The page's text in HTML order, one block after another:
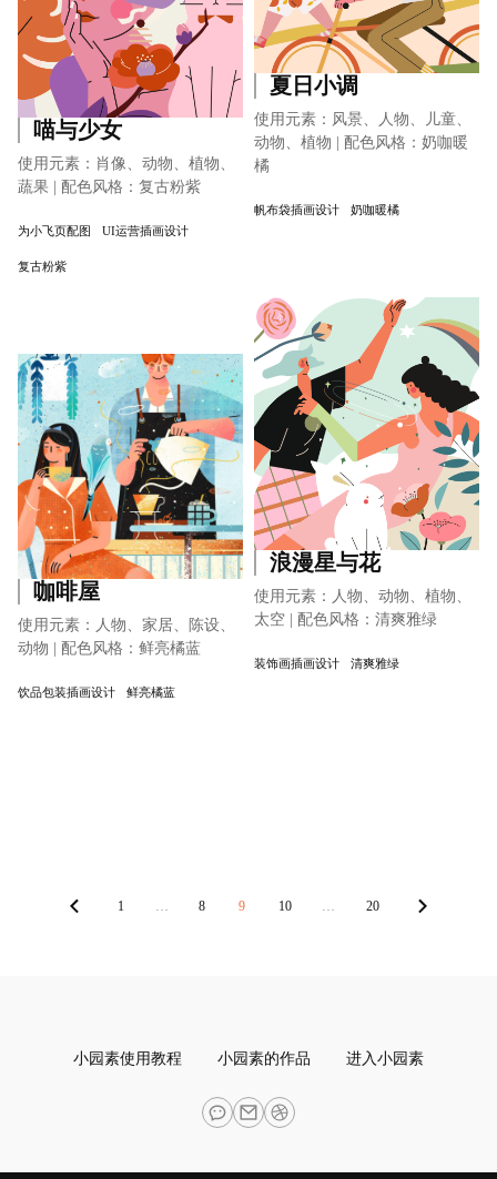
夏日小调
使用元素：风景、人物、儿童、
动物、植物 | 配色风格：奶咖暖
橘
帆布袋插画设计 奶咖暖橘
喵与少女
使用元素：肖像、动物、植物、
蔬果 | 配色风格：复古粉紫
为小飞页配图 UI运营插画设计
复古粉紫
浪漫星与花
使用元素：人物、动物、植物、
太空 | 配色风格：清爽雅绿
装饰画插画设计 清爽雅绿
咖啡屋
使用元素：人物、家居、陈设、
动物 | 配色风格：鲜亮橘蓝
饮品包装插画设计 鲜亮橘蓝
1 … 8 9 10 … 20
小园素使用教程 小园素的作品 进入小园素